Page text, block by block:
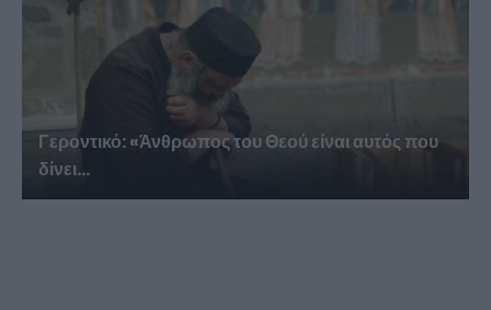
Γεροντικό: «Άνθρωπος του Θεού είναι αυτός που
δίνει...